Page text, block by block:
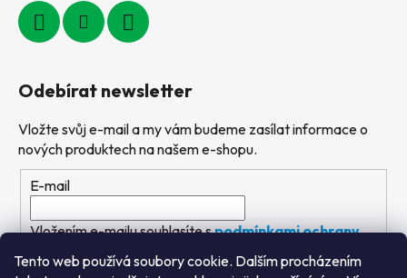
Tento web používá soubory cookie. Dalším procházením
Odebírat newsletter
Vložte svůj e-mail a my vám budeme zasílat informace o
nových produktech na našem e-shopu.
E-mail
Vložením e-mailu souhlasíte spodmínkami ochrany
osobních údajů